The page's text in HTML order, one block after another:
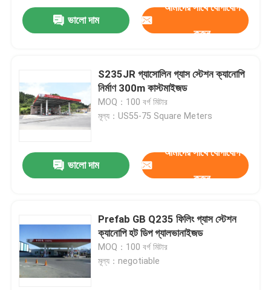
ভালো দাম
আমাদের সাথে যোগাযোগ
করুন
S235JR গ্যাসোলিন গ্যাস স্টেশন ক্যানোপি
নির্মাণ 300m কাস্টমাইজড
MOQ：100 বর্গ মিটার
মূল্য：US55-75 Square Meters
ভালো দাম
আমাদের সাথে যোগাযোগ
করুন
Prefab GB Q235 ফিলিং গ্যাস স্টেশন
ক্যানোপি হট ডিপ গ্যালভানাইজড
MOQ：100 বর্গ মিটার
মূল্য：negotiable